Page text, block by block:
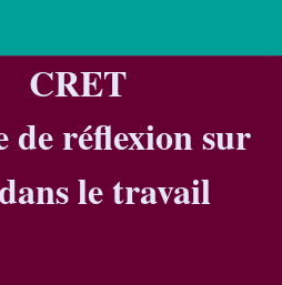
CRET
de réflexion sur
le travail